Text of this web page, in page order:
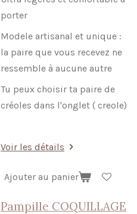
porter
Modele artisanal et unique :
la paire que vous recevez ne
ressemble à aucune autre
Tu peux choisir ta paire de
créoles dans l'onglet ( creole)
Voir les détails
Ajouter au panier
Pampille COQUILLAGE